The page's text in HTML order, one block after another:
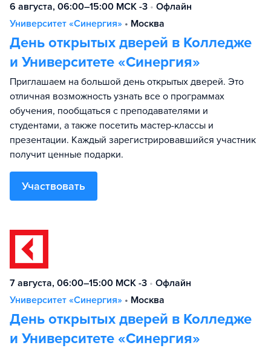
6 августа, 06:00–15:00 МСК -3 • Офлайн
Университет «Синергия» • Москва
День открытых дверей в Колледже
и Университете «Синергия»
Приглашаем на большой день открытых дверей. Это
отличная возможность узнать все о программах
обучения, пообщаться с преподавателями и
студентами, а также посетить мастер-классы и
презентации. Каждый зарегистрировавшийся участник
получит ценные подарки.
Участвовать
7 августа, 06:00–15:00 МСК -3 • Офлайн
Университет «Синергия» • Москва
День открытых дверей в Колледже
и Университете «Синергия»